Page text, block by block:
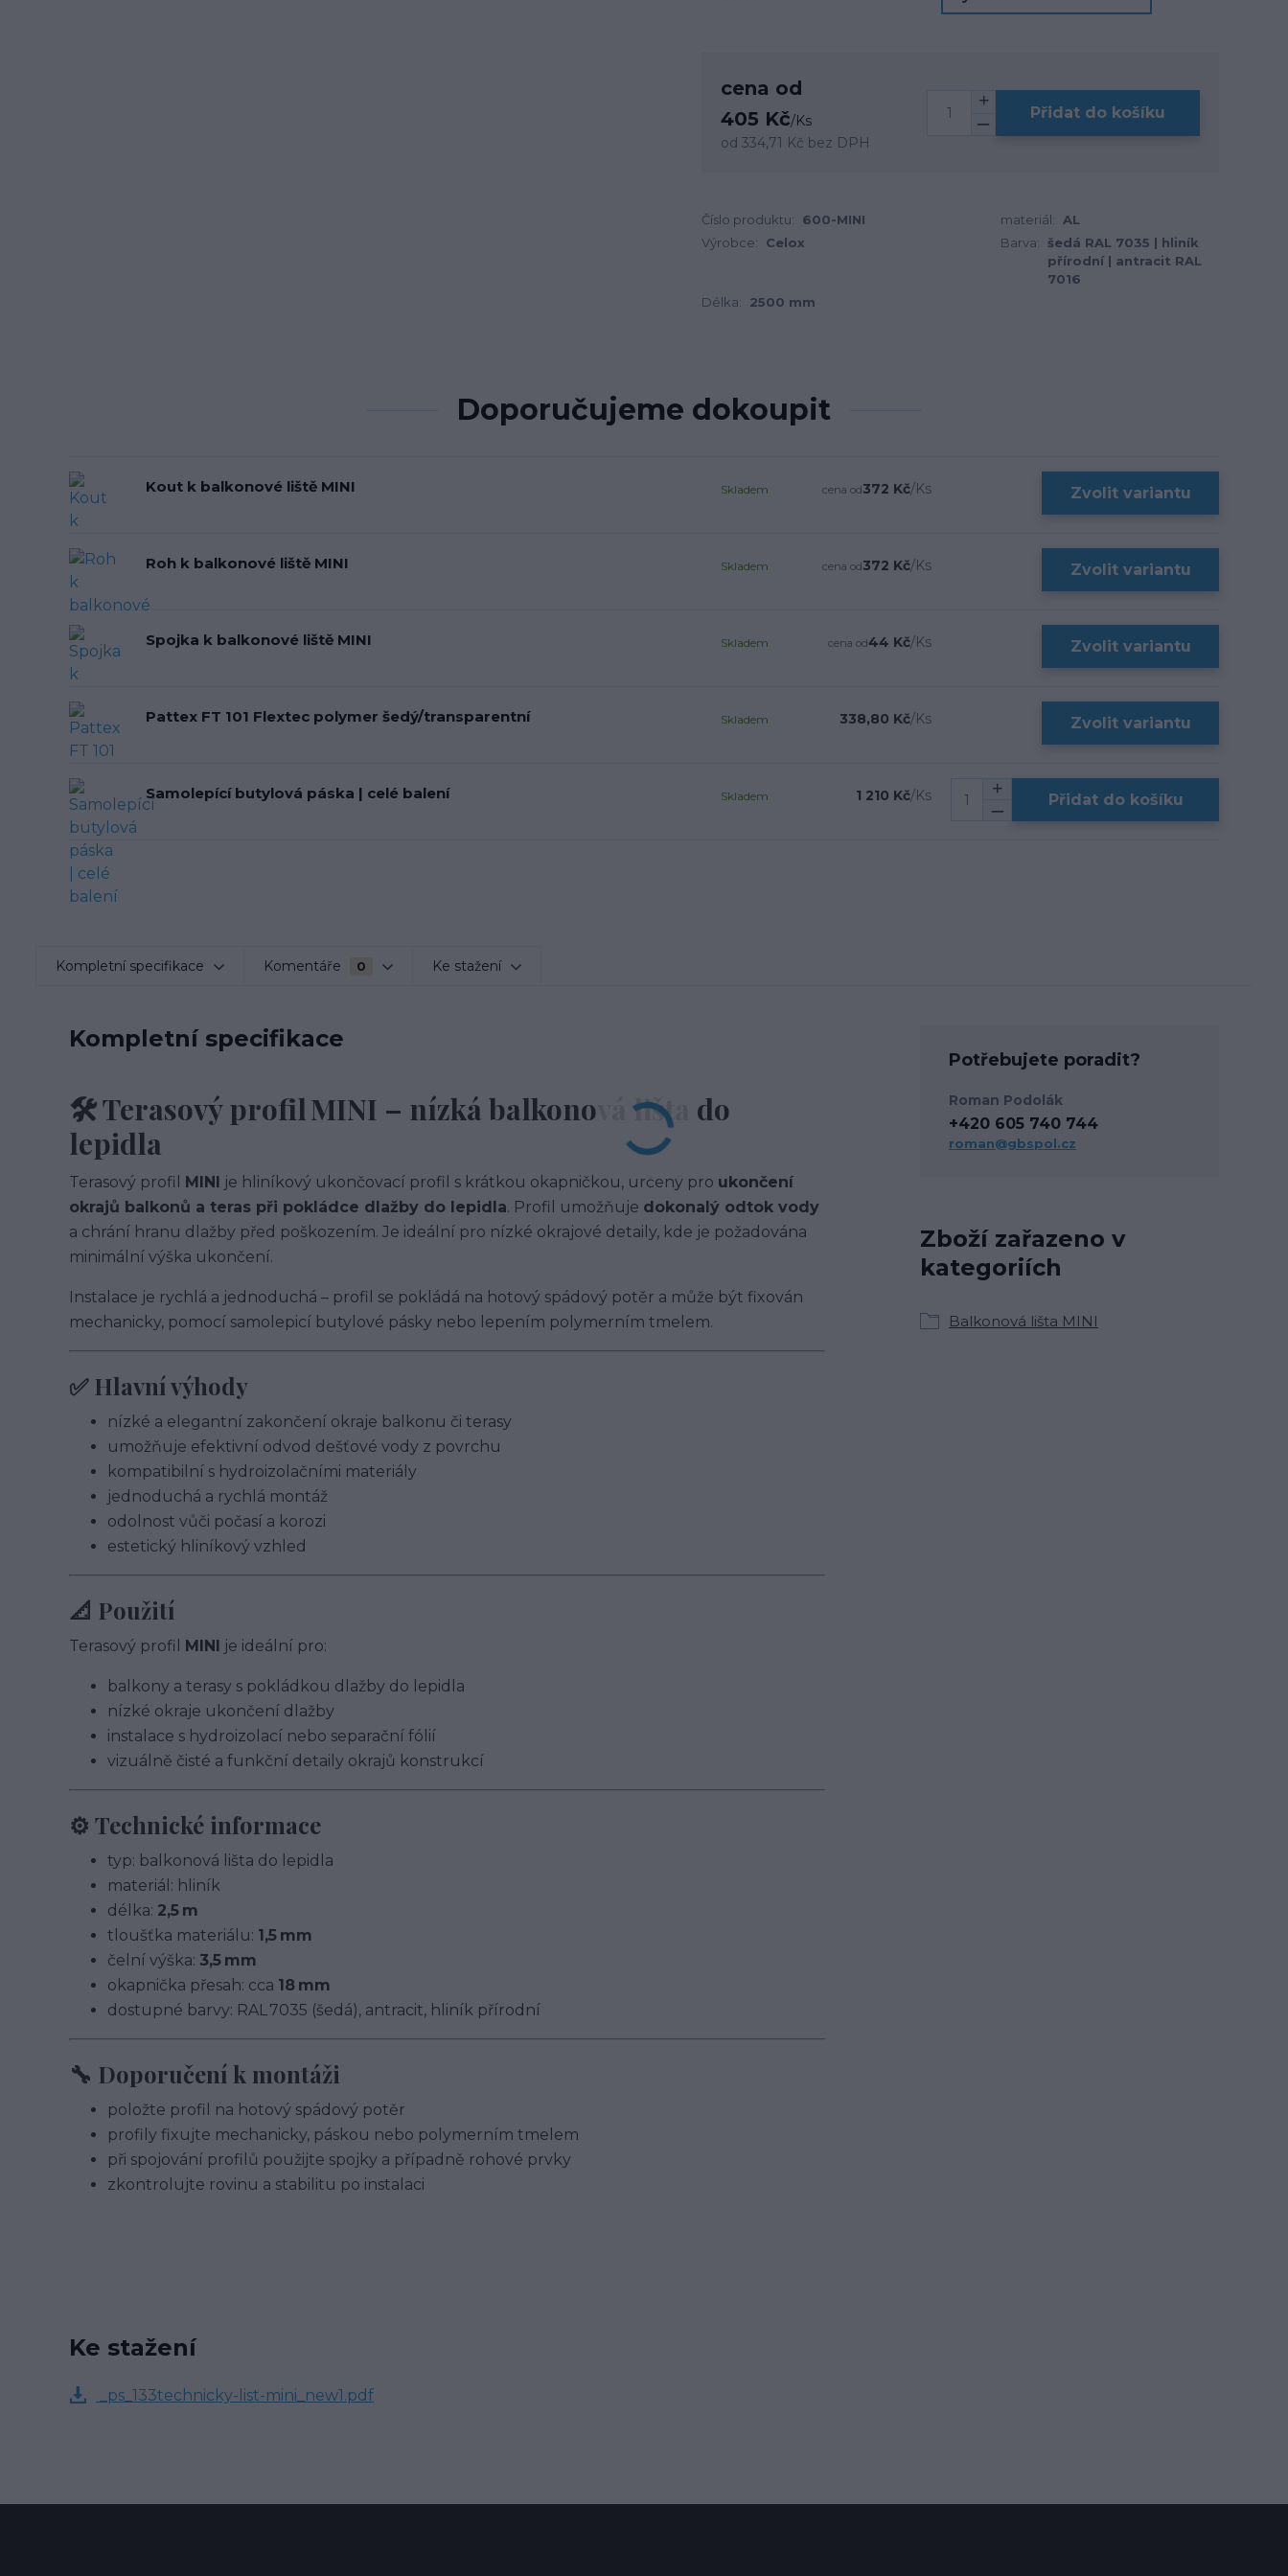
cena od
405 Kč/Ks
od 334,71 Kč bez DPH
Přidat do košíku
Číslo produktu: 600-MINI materiál:
AL
Výrobce:
Celox Barva:
šedá RAL 7035 | hliník
přírodní | antracit RAL
7016
Délka:
2500 mm
Doporučujeme dokoupit
Kout k balkonové liště MINI cena od372 Kč/Ks
Skladem Zvolit variantu
Roh k balkonové liště MINI cena od372 Kč/Ks
Skladem Zvolit variantu
Spojka k balkonové liště MINI cena od44 Kč/Ks
Skladem Zvolit variantu
Pattex FT 101 Flextec polymer šedý/transparentní 338,80 Kč/Ks
Skladem Zvolit variantu
Samolepící butylová páska | celé balení 1 210 Kč/Ks
Skladem Přidat do košíku
Kompletní specifikace Komentáře 0 Ke stažení
Kompletní specifikace
🛠️ Terasový profil MINI – nízká balkonová lišta do
lepidla
Terasový profil MINI je hliníkový ukončovací profil s krátkou okapničkou, určený pro ukončení
okrajů balkonů a teras při pokládce dlažby do lepidla. Profil umožňuje dokonalý odtok vody
a chrání hranu dlažby před poškozením. Je ideální pro nízké okrajové detaily, kde je požadována
minimální výška ukončení.
Instalace je rychlá a jednoduchá – profil se pokládá na hotový spádový potěr a může být fixován
mechanicky, pomocí samolepicí butylové pásky nebo lepením polymerním tmelem.
✅ Hlavní výhody
nízké a elegantní zakončení okraje balkonu či terasy
umožňuje efektivní odvod dešťové vody z povrchu
kompatibilní s hydroizolačními materiály
jednoduchá a rychlá montáž
odolnost vůči počasí a korozi
estetický hliníkový vzhled
📐 Použití
Terasový profil MINI je ideální pro:
balkony a terasy s pokládkou dlažby do lepidla
nízké okraje ukončení dlažby
instalace s hydroizolací nebo separační fólií
vizuálně čisté a funkční detaily okrajů konstrukcí
⚙️ Technické informace
typ: balkonová lišta do lepidla
materiál: hliník
délka: 2,5 m
tloušťka materiálu: 1,5 mm
čelní výška: 3,5 mm
okapnička přesah: cca 18 mm
dostupné barvy: RAL 7035 (šedá), antracit, hliník přírodní
🔧 Doporučení k montáži
položte profil na hotový spádový potěr
profily fixujte mechanicky, páskou nebo polymerním tmelem
při spojování profilů použijte spojky a případně rohové prvky
zkontrolujte rovinu a stabilitu po instalaci
Zboží zařazeno v
kategoriích
Balkonová lišta MINI
Potřebujete poradit?
Roman Podolák
+420 605 740 744
roman@gbspol.cz
Ke stažení
_ps_133technicky-list-mini_new1.pdf